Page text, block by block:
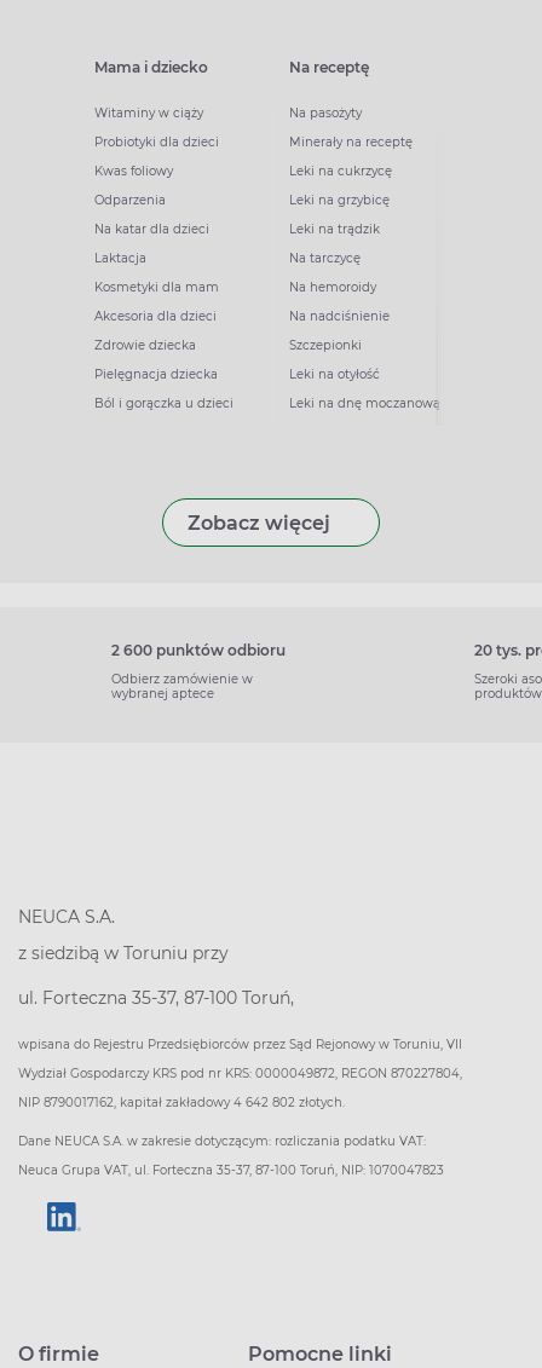
Mama i dziecko
Witaminy w ciąży
Probiotyki dla dzieci
Kwas foliowy
Odparzenia
Na katar dla dzieci
Laktacja
Kosmetyki dla mam
Akcesoria dla dzieci
Zdrowie dziecka
Pielęgnacja dziecka
Ból i gorączka u dzieci
Na receptę
Na pasożyty
Minerały na receptę
Leki na cukrzycę
Leki na grzybicę
Leki na trądzik
Na tarczycę
Na hemoroidy
Na nadciśnienie
Szczepionki
Leki na otyłość
Leki na dnę moczanową
Zobacz więcej
2 600 punktów odbioru
Odbierz zamówienie w
wybranej aptece
20 tys.
Szeroki
produktów
NEUCA S.A.
z siedzibą w Toruniu przy
ul. Forteczna 35-37, 87-100 Toruń,
wpisana do Rejestru Przedsiębiorców przez Sąd Rejonowy w Toruniu, VII
Wydział Gospodarczy KRS pod nr KRS: 0000049872, REGON 870227804,
NIP 8790017162, kapitał zakładowy 4 642 802 złotych.
Dane NEUCA S.A. w zakresie dotyczącym: rozliczania podatku VAT:
Neuca Grupa VAT, ul. Forteczna 35-37, 87-100 Toruń, NIP: 1070047823
O firmie Pomocne linki